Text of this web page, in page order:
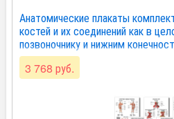
Анатомические плакаты
костей и их соединений как в
позвоночнику и нижним
глянцевое). Комплект 2
3 768 руб.